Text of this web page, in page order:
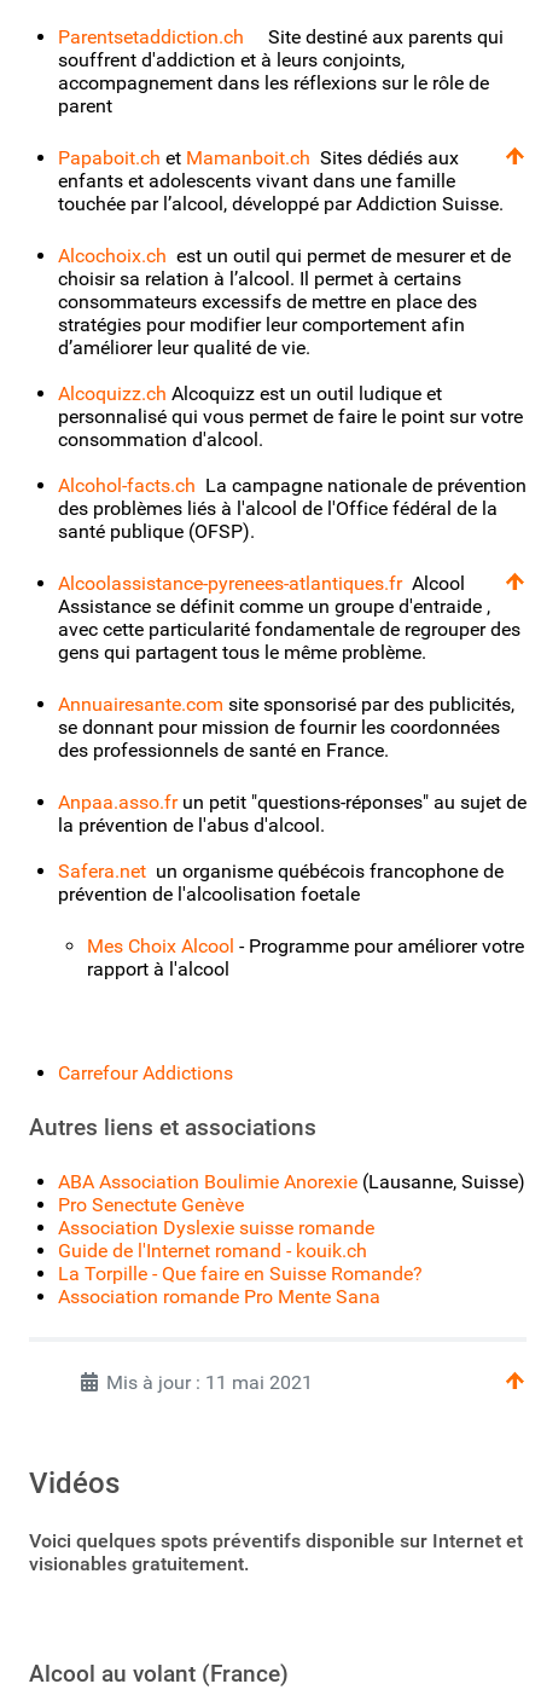
Parentsetaddiction.ch Site destiné aux parents qui
souffrent d'addiction et à leurs conjoints,
accompagnement dans les réflexions sur le rôle de
parent
Papaboit.ch et Mamanboit.ch Sites dédiés aux
enfants et adolescents vivant dans une famille
touchée par l’alcool, développé par Addiction Suisse.
Alcochoix.ch est un outil qui permet de mesurer et de
choisir sa relation à l’alcool. Il permet à certains
consommateurs excessifs de mettre en place des
stratégies pour modifier leur comportement afin
d’améliorer leur qualité de vie.
Alcoquizz.ch Alcoquizz est un outil ludique et
personnalisé qui vous permet de faire le point sur votre
consommation d'alcool.
Alcohol-facts.ch La campagne nationale de prévention
des problèmes liés à l'alcool de l'Office fédéral de la
santé publique (OFSP).
Alcoolassistance-pyrenees-atlantiques.fr Alcool
Assistance se définit comme un groupe d'entraide ,
avec cette particularité fondamentale de regrouper des
gens qui partagent tous le même problème.
Annuairesante.com site sponsorisé par des publicités,
se donnant pour mission de fournir les coordonnées
des professionnels de santé en France.
Anpaa.asso.frun petit "questions-réponses" au sujet de
la prévention de l'abus d'alcool.
Safera.net un organisme québécois francophone de
prévention de l'alcoolisation foetale
Mes Choix Alcool - Programme pour améliorer votre
rapport à l'alcool
Carrefour Addictions
Autres liens et associations
ABA Association Boulimie Anorexie (Lausanne, Suisse)
Pro Senectute Genève
Association Dyslexie suisse romande
Guide de l'Internet romand - kouik.ch
La Torpille - Que faire en Suisse Romande?
Association romande Pro Mente Sana
Mis à jour : 11 mai 2021
Vidéos
Voici quelques spots préventifs disponible sur Internet et
visionables gratuitement.
Alcool au volant (France)